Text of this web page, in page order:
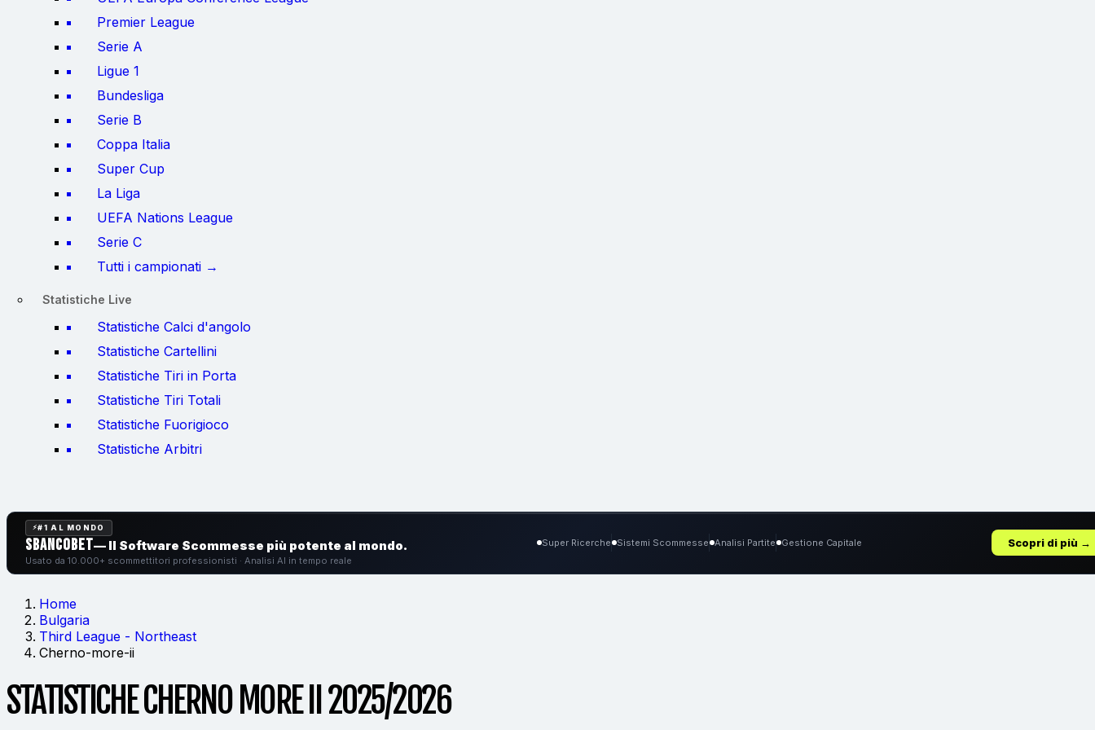
Premier League
Serie A
Ligue 1
Bundesliga
Serie B
Coppa Italia
Super Cup
La Liga
UEFA Nations League
Serie C
Tutti i campionati →
Statistiche Live
Statistiche Calci d'angolo
Statistiche Cartellini
Statistiche Tiri in Porta
Statistiche Tiri Totali
Statistiche Fuorigioco
Statistiche Arbitri
#1 AL MONDO
SbancoBet— Il Software Scommesse più potente al mondo.
Usato da 10.000+ scommettitori professionisti · Analisi AI in tempo reale
Super Ricerche Sistemi Scommesse Analisi Partite Gestione Capitale Scopri di più →
Home
Bulgaria
Third League - Northeast
Cherno-more-ii
STATISTICHE CHERNO MORE II 2025/2026